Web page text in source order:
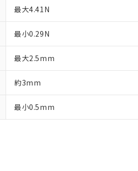
最大4.41N
最小0.29N
最大2.5mm
約3mm
最小0.5mm